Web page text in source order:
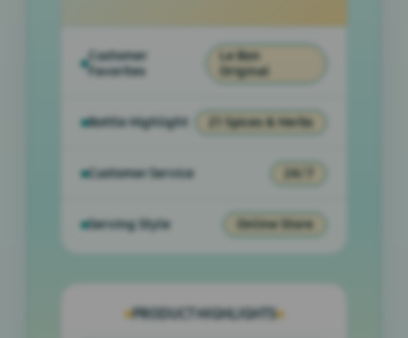
Customer
Favorites
Le Bon
Original
Bottle Highlight 21 Spices & Herbs
Customer Service 24/7
Serving Style Online Store
PRODUCT HIGHLIGHTS